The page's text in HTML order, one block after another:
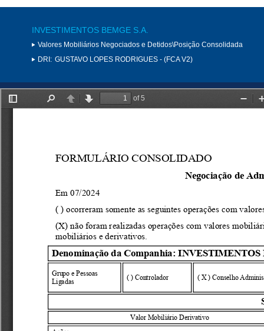
INVESTIMENTOS BEMGE S.A.
Valores Mobiliários Negociados e Detidos\Posição Consolidada
DRI: GUSTAVO LOPES RODRIGUES - (FCA V2)